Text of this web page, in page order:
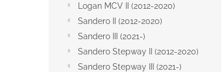
Logan MCV II (2012-2020)
Sandero II (2012-2020)
Sandero III (2021-)
Sandero Stepway II (2012-2020)
Sandero Stepway III (2021-)